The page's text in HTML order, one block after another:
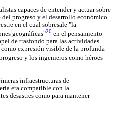
capaces de entender y actuar sobre
progreso y el desarrollo económico.
en el cual sobresale "la
geográficas"20 en el pensamiento
de trasfondo para las actividades
como expresión visible de la profunda
y los ingenieros como héroes
infraestructuras de
era compatible con la
desastres como para mantener